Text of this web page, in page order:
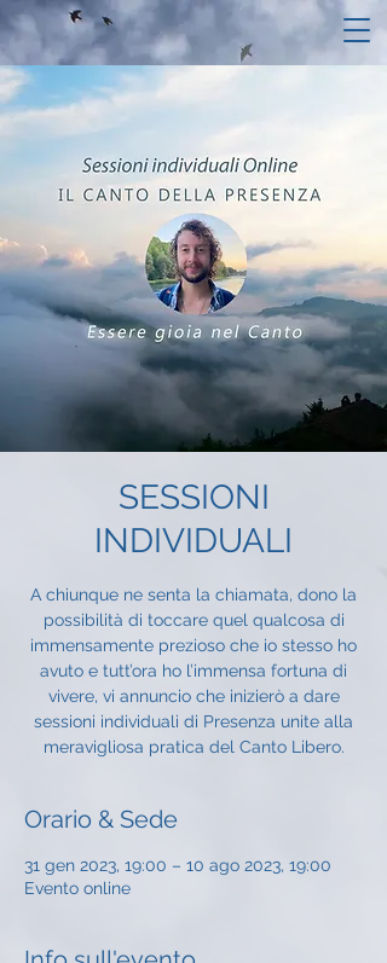
SESSIONI
INDIVIDUALI
A chiunque ne senta la chiamata, dono la
possibilità di toccare quel qualcosa di
immensamente prezioso che io stesso ho
avuto e tutt’ora ho l’immensa fortuna di
vivere, vi annuncio che inizierò a dare
sessioni individuali di Presenza unite alla
meravigliosa pratica del Canto Libero.
Orario & Sede
31 gen 2023, 19:00 – 10 ago 2023, 19:00
Evento online